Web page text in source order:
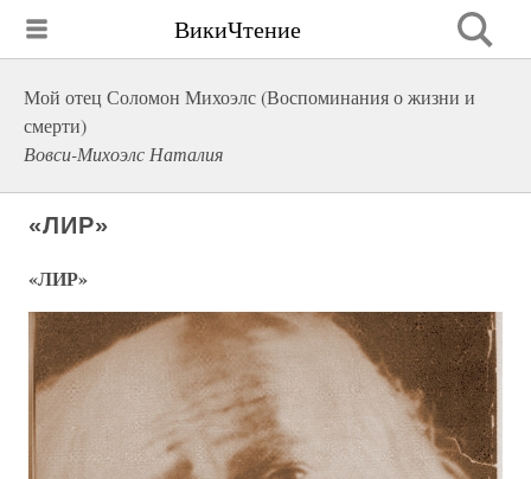
ВикиЧтение
Мой отец Соломон Михоэлс (Воспоминания о жизни и
смерти)
Вовси-Михоэлс Наталия
«ЛИР»
«ЛИР»